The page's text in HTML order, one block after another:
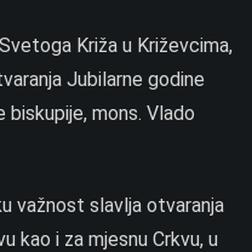
Križa u Križevcima,
Jubilarne godine
mons. Vlado
važnost slavlja otvaranja
kao i za mjesnu Crkvu, u